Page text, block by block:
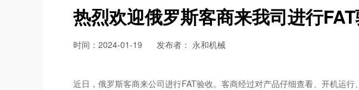
热烈欢迎俄罗斯客商来我司进行
时间：2024-01-19 发布者： 永和机械
近日，俄罗斯客商来公司进行FAT验收。客商经过对产品仔细查看、开机运行